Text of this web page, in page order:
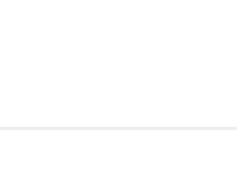
W Wytrzyszczce karetka zderzyła się z